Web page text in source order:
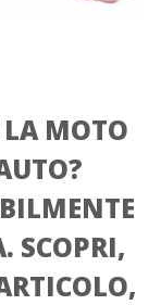
MOTO
SCOPRI,